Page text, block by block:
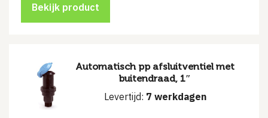
Bekijk product
Automatisch pp afsluitventiel met
buitendraad, 1″
Levertijd: 7 werkdagen